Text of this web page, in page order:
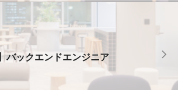
バックエンドエンジニア